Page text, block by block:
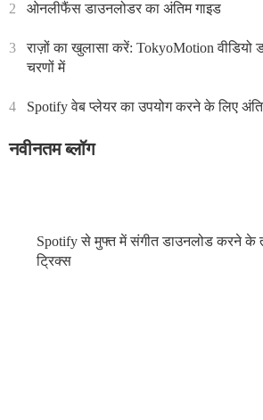
2 ओनलीफैंस डाउनलोडर का अंतिम गाइड
3
राज़ों का खुलासा करें: TokyoMotion
चरणों में
4 Spotify वेब प्लेयर का उपयोग करने के लिए
नवीनतम ब्लॉग
Spotify से मुफ्त में संगीत डाउनलोड करने के
ट्रिक्स